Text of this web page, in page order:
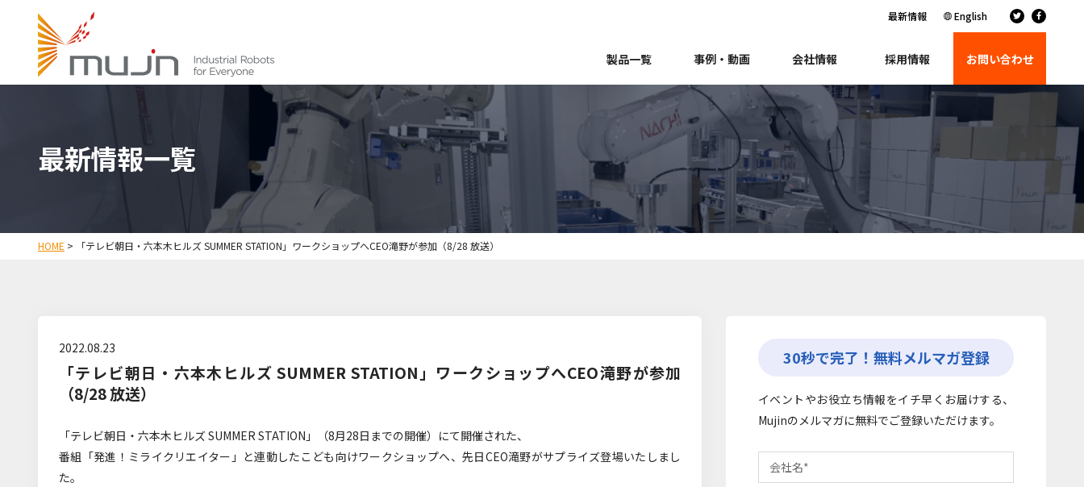
最新情報 English
製品一覧 事例・動画 会社情報 採用情報 お問い合わせ
最新情報一覧
HOME > 「テレビ朝日・六本木ヒルズ SUMMER STATION」ワークショップへCEO滝野が参加（8/28 放送）
2022.08.23
「テレビ朝日・六本木ヒルズ SUMMER STATION」ワークショップへCEO滝野が参加
（8/28 放送）
「テレビ朝日・六本木ヒルズ SUMMER STATION」（8月28日までの開催）にて開催された、
番組「発進！ミライクリエイター」と連動したこども向けワークショップへ、先日CEO滝野がサプライズ登場いたしまし
た。
30秒で完了！無料メルマガ登録
イベントやお役立ち情報をイチ早くお届けする、
Mujinのメルマガに無料でご登録いただけます。